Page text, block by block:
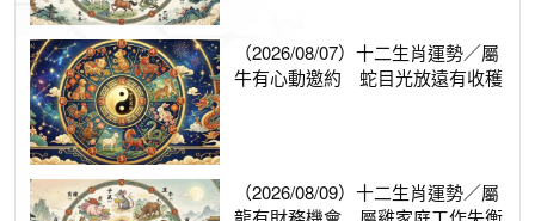
（2026/08/07）十二生肖運勢／屬
牛有心動邀約 蛇目光放遠有收穫
（2026/08/09）十二生肖運勢／屬